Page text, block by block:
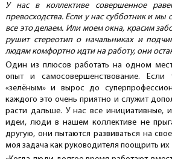
У нас в коллективе совершенное
превосходства. Если у нас субботник и мы
все это делаем. Или моем окна, красим
рушит стереотип о начальниках и
людям комфортно идти на работу, они
Один из плюсов работать на одном
опыт и самосовершенствование.
«зелёным» и вырос до
каждого это очень приятно и служит
расти дальше. У нас все инициативные,
идеи, люди в нашем коллективе не
другую, они пытаются развиваться на
моя задача как руководителя поощрить